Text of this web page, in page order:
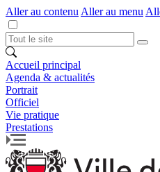
Aller au contenu Aller au menu
Accueil principal
Agenda & actualités
Portrait
Officiel
Vie pratique
Prestations